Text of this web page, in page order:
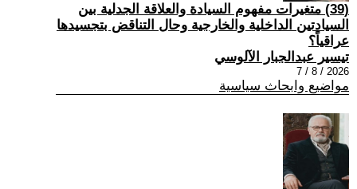
(39) متغيرات مفهوم السيادة والعلاقة الجدلية بين
السيادتين الداخلية والخارجية وحال التناقض بتجسيدها
عراقياً؟
تيسير عبدالجبار الآلوسي
2026 / 8 / 7
مواضيع وابحاث سياسية